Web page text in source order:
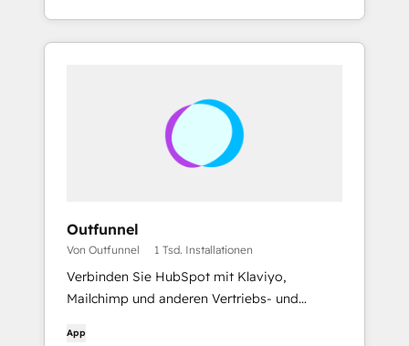
Outfunnel
Von Outfunnel 1 Tsd. Installationen
Verbinden Sie HubSpot mit Klaviyo,
Mailchimp und anderen Vertriebs- und
App